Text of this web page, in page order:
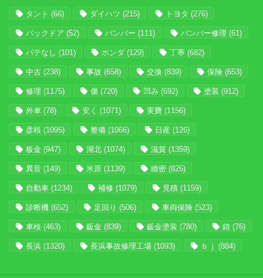
タント (66) ダイハツ (215) トヨタ (276)
バックドア (52) バンパー (111) バンパー修理 (61)
パテなし (101) ホンダ (129) 丁寧 (682)
中古 (238) 事故 (658) 交換 (839) 保険 (653)
修理 (1175) 傷 (720) 凹み (692) 塗装 (912)
外車 (78) 安く (1071) 実費 (1156)
彦根 (1095) 整備 (1066) 日産 (126)
板金 (947) 湖北 (1074) 滋賀 (1359)
異音 (149) 米原 (1139) 緻密 (825)
自動車 (1234) 補修 (1079) 見積 (1159)
診断機 (652) 足回り (506) 車両保険 (523)
車検 (463) 鈑金 (839) 鈑金塗装 (780) 錆 (76)
長浜 (1320) 長浜事故修理工場 (1093) ｂｊ (884)